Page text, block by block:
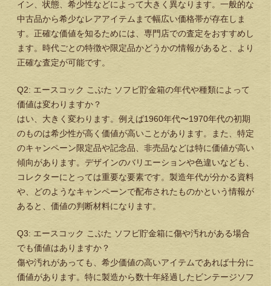
イン、状態、希少性などによって大きく異なります。一般的な
中古品から希少なレアアイテムまで幅広い価格帯が存在しま
す。正確な価値を知るためには、専門店での査定をおすすめし
ます。時代ごとの特徴や限定品かどうかの情報があると、より
正確な査定が可能です。
Q2: エースコック こぶた ソフビ貯金箱の年代や種類によって
価値は変わりますか？
はい、大きく変わります。例えば1960年代〜1970年代の初期
のものは希少性が高く価値が高いことがあります。また、特定
のキャンペーン限定品や記念品、非売品などは特に価値が高い
傾向があります。デザインのバリエーションや色違いなども、
コレクターにとっては重要な要素です。製造年代が分かる資料
や、どのようなキャンペーンで配布されたものかという情報が
あると、価値の判断材料になります。
Q3: エースコック こぶた ソフビ貯金箱に傷や汚れがある場合
でも価値はありますか？
傷や汚れがあっても、希少価値の高いアイテムであれば十分に
価値があります。特に製造から数十年経過したビンテージソフ